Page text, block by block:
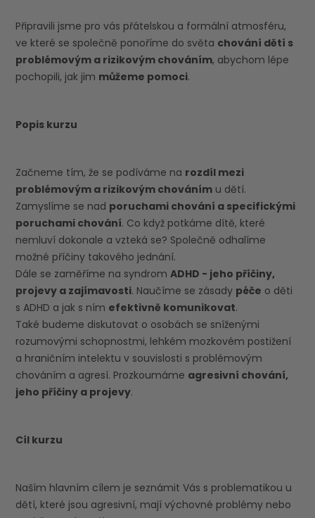
Připravili jsme pro vás přátelskou a formální atmosféru,
ve které se společně ponoříme do světa chování dětí s
problémovým a rizikovým chováním, abychom lépe
pochopili, jak jim můžeme pomoci.
Popis kurzu
Začneme tím, že se podíváme na rozdíl mezi
problémovým a rizikovým chováním u dětí.
Zamyslíme se nad poruchami chování a specifickými
poruchami chování. Co když potkáme dítě, které
nemluví dokonale a vzteká se? Společně odhalíme
možné příčiny takového jednání.
Dále se zaměříme na syndromADHD - jeho příčiny,
projevy a zajímavosti. Naučíme se zásady péče o děti
s ADHD a jak s ním efektivně komunikovat.
Také budeme diskutovat o osobách se sníženými
rozumovými schopnostmi, lehkém mozkovém postižení
a hraničním intelektu v souvislosti s problémovým
chováním a agresí. Prozkoumáme agresivní chování,
jeho příčiny a projevy.
Cíl kurzu
Naším hlavním cílem je seznámit Vás s problematikou u
dětí, které jsou agresivní, mají výchovné problémy nebo